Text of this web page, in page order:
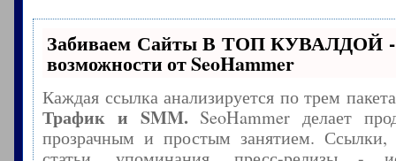
Забиваем Сайты В ТОП КУВАЛДОЙ -
возможности от SeoHammer
Каждая ссылка анализируется по трем
Трафик и SMM.SeoHammer делает
прозрачным и простым занятием. Ссылки,